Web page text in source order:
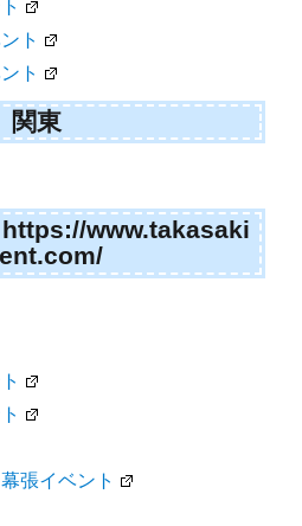
ト
ト
関東
www.takasaki
張イベント